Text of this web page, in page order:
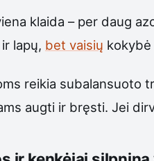
klaida – per daug
lapų, bet vaisių kokybė
reikia subalansuoto
augti ir bręsti. Jei